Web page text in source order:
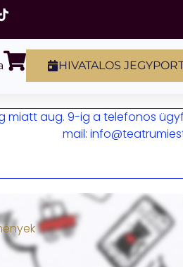
HIVATALOS
miatt aug. 9-ig a telefonos
mail: